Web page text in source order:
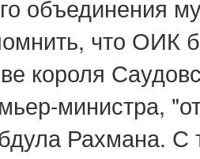
объединения
что ОИК
короля
министра,
Рахмана. С